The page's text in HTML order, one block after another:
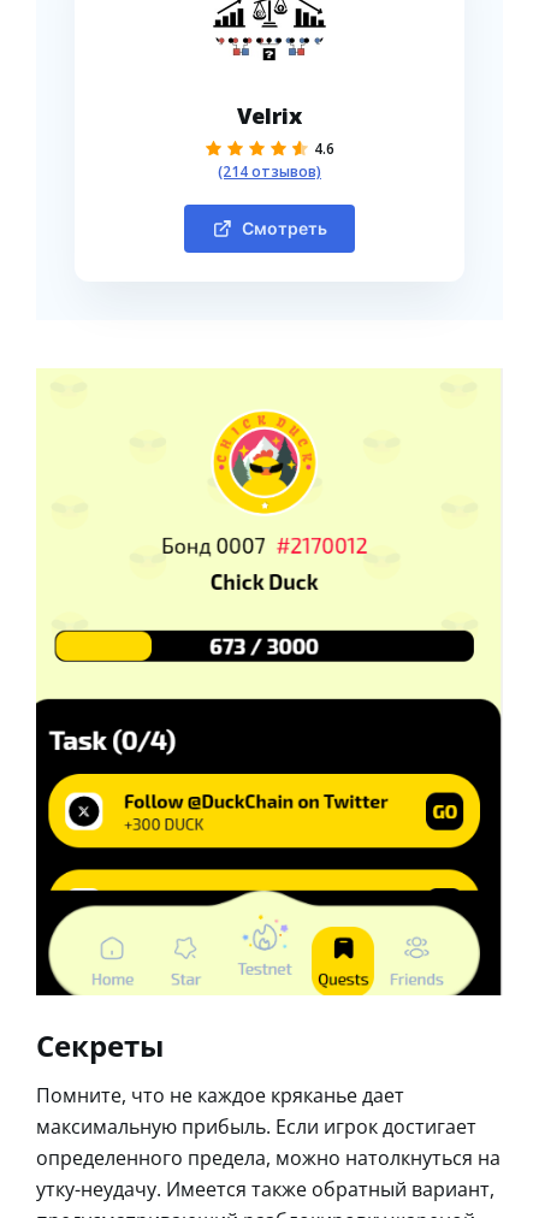
Velrix
4.6
(214 отзывов)
Смотреть
Секреты
Помните, что не каждое кряканье дает
максимальную прибыль. Если игрок достигает
определенного предела, можно натолкнуться на
утку-неудачу. Имеется также обратный вариант,